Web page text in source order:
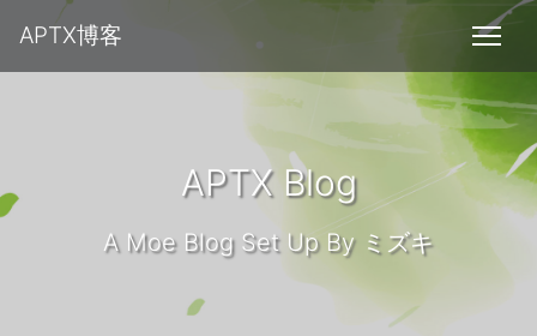
APTX博客
APTX Blog
A Moe Blog Set Up By ミズキ